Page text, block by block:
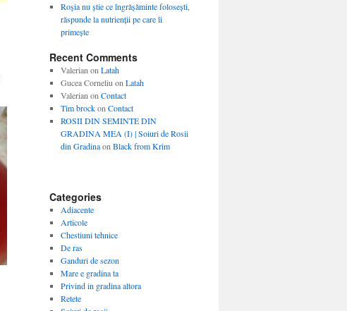
Roșia nu știe ce îngrășăminte folosești,
răspunde la nutrienții pe care îi
primește
Recent Comments
Valerian on Latah
Gucea Corneliu on Latah
Valerian on Contact
Tim brockon Contact
ROSII DIN SEMINTE DIN
GRADINA MEA (I) | Soiuri de Rosii
din Gradinaon Black from Krim
Categories
Adiacente
Articole
Chestiuni tehnice
De ras
Ganduri de sezon
Mare e gradina ta
Privind in gradina altora
Retete